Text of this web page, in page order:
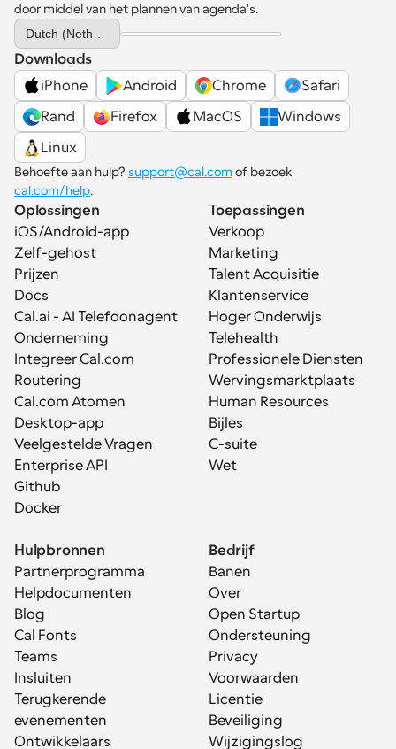
door middel van het plannen van agenda's.
Select Language
Downloads
iPhone
Android Chrome
Safari
Rand
Firefox MacOS
Windows
Linux
Behoefte aan hulp? support@cal.com
cal.com/help.
Oplossingen
iOS/Android-app
Zelf-gehost
Prijzen
Docs
Cal.ai - AI Telefoonagent
Onderneming
Integreer Cal.com
Routering
Cal.com Atomen
Desktop-app
Veelgestelde Vragen
Enterprise API
Github
Docker
Toepassingen
Verkoop
Marketing
Talent Acquisitie
Klantenservice
Hoger Onderwijs
Telehealth
Professionele Diensten
Wervingsmarktplaats
Human Resources
Bijles
C-suite
Wet
Hulpbronnen
Partnerprogramma
Helpdocumenten
Blog
Cal Fonts
Teams
Insluiten
Terugkerende
evenementen
Ontwikkelaars
Bedrijf
Banen
Over
Open Startup
Ondersteuning
Privacy
Voorwaarden
Licentie
Beveiliging
Wijzigingslog